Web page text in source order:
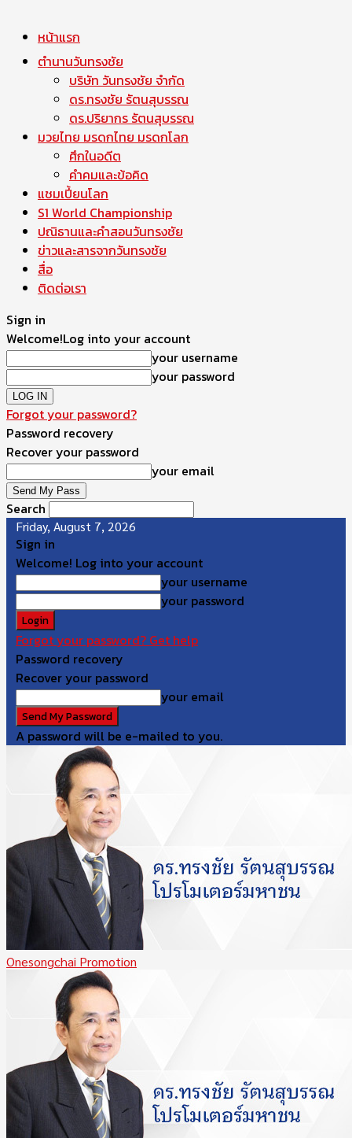
หน้าแรก
ตำนานวันทรงชัย
บริษัท วันทรงชัย จำกัด
ดร.ทรงชัย รัตนสุบรรณ
ดร.ปริยากร รัตนสุบรรณ
มวยไทย มรดกไทย มรดกโลก
ศึกในอดีต
คำคมและข้อคิด
แชมเปี้ยนโลก
S1 World Championship
ปณิธานและคำสอนวันทรงชัย
ข่าวและสารจากวันทรงชัย
สื่อ
ติดต่อเรา
Sign in
Welcome!Log into your account
your username
your password
Forgot your password?
Password recovery
Recover your password
your email
Search
Friday, August 7, 2026
Sign in
Welcome! Log into your account
your username
your password
Forgot your password? Get help
Password recovery
Recover your password
your email
A password will be e-mailed to you.
Onesongchai Promotion